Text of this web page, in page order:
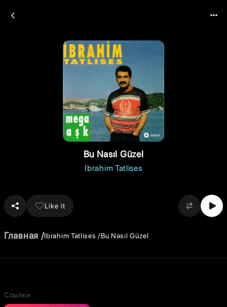
Bu Nasıl Güzel
Ibrahim Tatlises
Like it
Главная Ibrahim Tatlises Bu Nasıl Güzel
Ссылки